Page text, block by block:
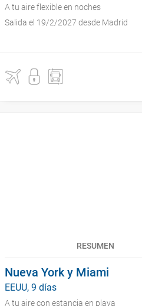
A tu aire flexible en noches
Salida el 19/2/2027 desde Madrid
RESUMEN
Nueva York y Miami
EEUU, 9 días
A tu aire con estancia en playa